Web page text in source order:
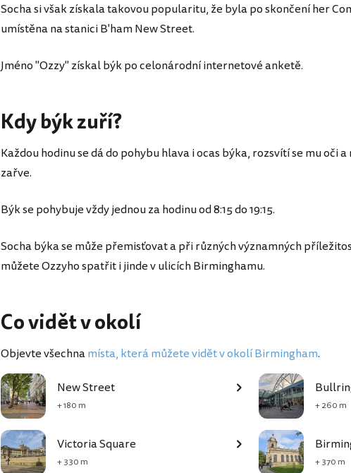
Socha si však získala takovou popularitu, že byla po skončení her
umístěna na stanici B'ham New Street.
Jméno "Ozzy" získal býk po celonárodní internetové anketě.
Kdy býk zuří?
Každou hodinu se dá do pohybu hlava i ocas býka, rozsvítí se mu
zařve.
Býk se pohybuje vždy jednou za hodinu od 8:15 do 19:15.
Socha býka se může přemisťovat a při různých významných
můžete Ozzyho spatřit i jinde v ulicích Birminghamu.
Co vidět v okolí
Objevte všechnamísta, která můžete vidět v okolí Birmingham.
New Street
+ 180 m + 260 m
Victoria Square
+ 330 m + 370 m